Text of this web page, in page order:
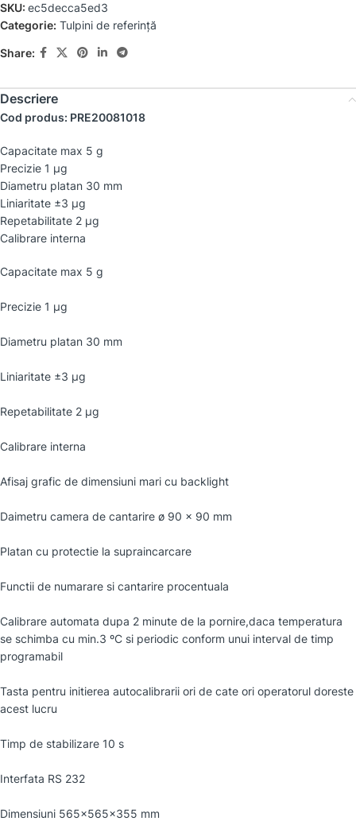
SKU: ec5decca5ed3
Categorie: Tulpini de referință
Share:
Descriere
Cod produs: PRE20081018
Capacitate max 5 g
Precizie 1 µg
Diametru platan 30 mm
Liniaritate ±3 µg
Repetabilitate 2 µg
Calibrare interna
Capacitate max 5 g
Precizie 1 µg
Diametru platan 30 mm
Liniaritate ±3 µg
Repetabilitate 2 µg
Calibrare interna
Afisaj grafic de dimensiuni mari cu backlight
Daimetru camera de cantarire ø 90 × 90 mm
Platan cu protectie la supraincarcare
Functii de numarare si cantarire procentuala
Calibrare automata dupa 2 minute de la pornire,daca temperatura
se schimba cu min.3 ºC si periodic conform unui interval de timp
programabil
Tasta pentru initierea autocalibrarii ori de cate ori operatorul doreste
acest lucru
Timp de stabilizare 10 s
Interfata RS 232
Dimensiuni 565×565×355 mm